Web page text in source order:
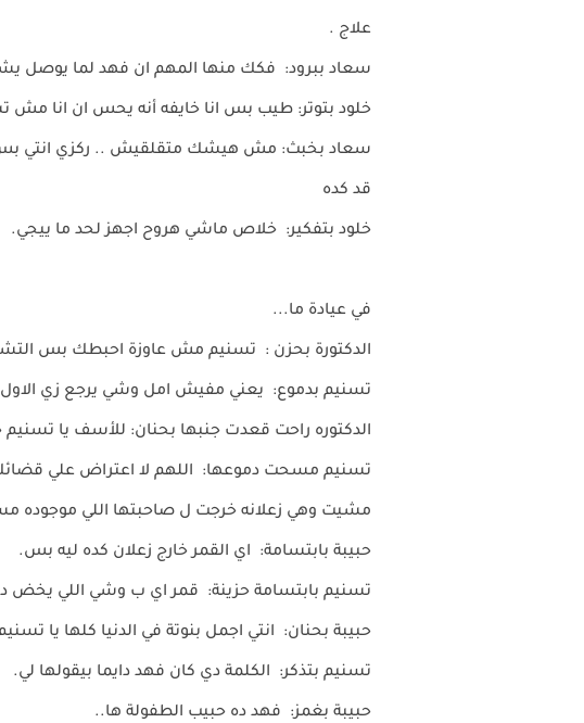
علاج .
سعاد ببرود: فكك منها المهم ان فهد لما يوصل
خلود بتوتر: طيب بس انا خايفه أنه يحس ان انا مش
سعاد بخبث: مش هيشك متقلقيش .. ركزي انتي بس وكل
قد كده
خلود بتفكير: خلاص ماشي هروح اجهز لحد ما ييجي.
في عيادة ما...
الدكتورة بحزن : تسنيم مش عاوزة احبطك بس
تسنيم بدموع: يعني مفيش امل وشي يرجع زي الاول
الدكتوره راحت قعدت جنبها بحنان: للأسف يا تسنيم
تسنيم مسحت دموعها: اللهم لا اعتراض علي
مشيت وهي زعلانه خرجت ل صاحبتها اللي موجوده
حبيبة بابتسامة: اي القمر خارج زعلان كده ليه بس.
تسنيم بابتسامة حزينة: قمر اي ب وشي اللي يخض
حبيبة بحنان: انتي اجمل بنوتة في الدنيا كلها يا
تسنيم بتذكر: الكلمة دي كان فهد دايما بيقولها لي.
حبيبة بغمز: فهد ده حبيب الطفولة ها..